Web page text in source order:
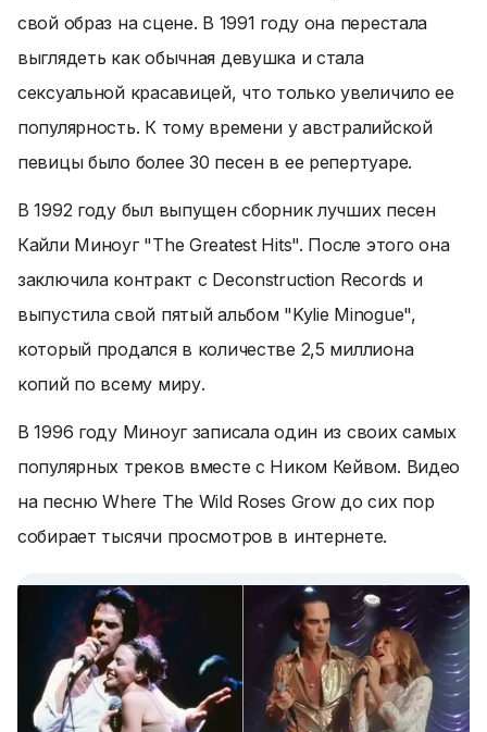
свой образ на сцене. В 1991 году она перестала
выглядеть как обычная девушка и стала
сексуальной красавицей, что только увеличило ее
популярность. К тому времени у австралийской
певицы было более 30 песен в ее репертуаре.
В 1992 году был выпущен сборник лучших песен
Кайли Миноуг "The Greatest Hits". После этого она
заключила контракт с Deconstruction Records и
выпустила свой пятый альбом "Kylie Minogue",
который продался в количестве 2,5 миллиона
копий по всему миру.
В 1996 году Миноуг записала один из своих самых
популярных треков вместе с Ником Кейвом. Видео
на песню Where The Wild Roses Grow до сих пор
собирает тысячи просмотров в интернете.